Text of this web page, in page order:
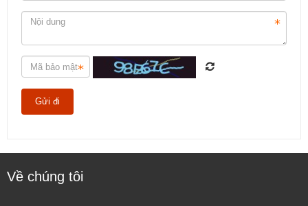
Về chúng tôi